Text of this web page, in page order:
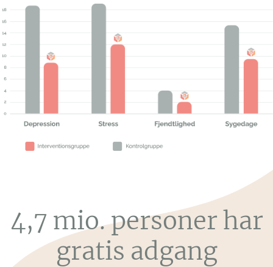
4,7 mio. personer har
gratis adgang